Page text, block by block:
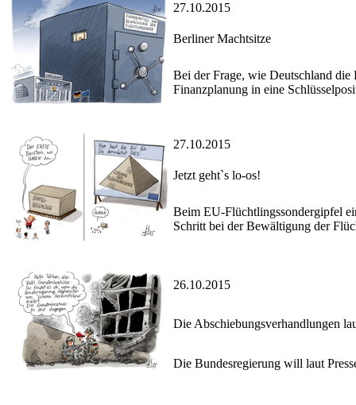
27.10.2015
Berliner Machtsitze
Bei der Frage, wie Deutschland
Finanzplanung in eine
27.10.2015
Jetzt geht`s lo-os!
Beim EU-Flüchtlingssondergipfel
Schritt bei der Bewältigung der
26.10.2015
Die Abschiebungsverhandlungen
Die Bundesregierung will laut